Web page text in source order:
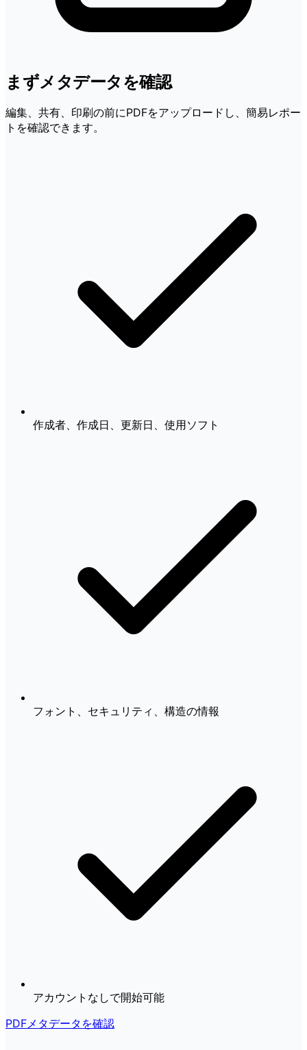
まずメタデータを確認
編集、共有、印刷の前にPDFをアップロードし、簡易レポー
トを確認できます。
作成者、作成日、更新日、使用ソフト
フォント、セキュリティ、構造の情報
アカウントなしで開始可能
PDFメタデータを確認